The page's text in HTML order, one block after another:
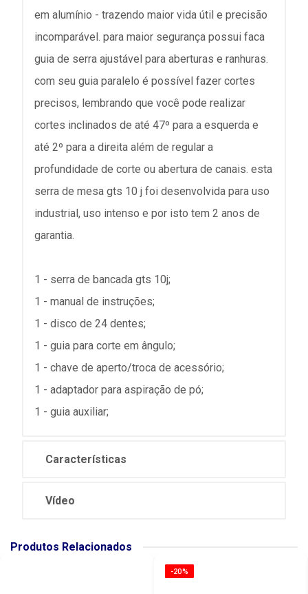
em alumínio - trazendo maior vida útil e precisão
incomparável. para maior segurança possui faca
guia de serra ajustável para aberturas e ranhuras.
com seu guia paralelo é possível fazer cortes
precisos, lembrando que você pode realizar
cortes inclinados de até 47º para a esquerda e
até 2º para a direita além de regular a
profundidade de corte ou abertura de canais. esta
serra de mesa gts 10 j foi desenvolvida para uso
industrial, uso intenso e por isto tem 2 anos de
garantia.
1 - serra de bancada gts 10j;
1 - manual de instruções;
1 - disco de 24 dentes;
1 - guia para corte em ângulo;
1 - chave de aperto/troca de acessório;
1 - adaptador para aspiração de pó;
1 - guia auxiliar;
Características
Vídeo
Produtos Relacionados
-20%